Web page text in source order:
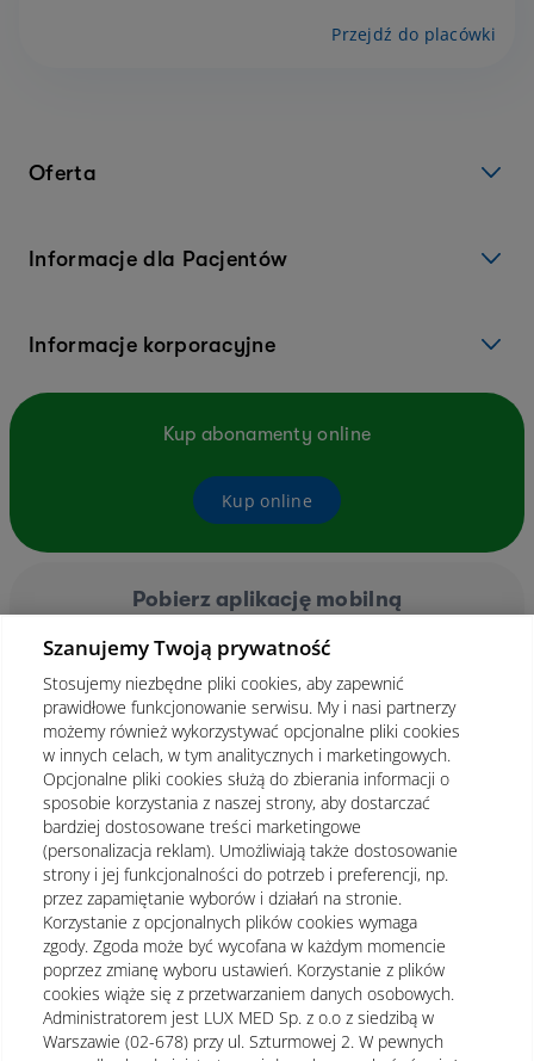
Przejdź do placówki
Oferta
Informacje dla Pacjentów
Informacje korporacyjne
Kup abonamenty online
Kup online
Pobierz aplikację mobilną
Szanujemy Twoją prywatność
Stosujemy niezbędne pliki cookies, aby zapewnić
prawidłowe funkcjonowanie serwisu. My i nasi partnerzy
możemy również wykorzystywać opcjonalne pliki cookies
w innych celach, w tym analitycznych i marketingowych.
Opcjonalne pliki cookies służą do zbierania informacji o
sposobie korzystania z naszej strony, aby dostarczać
bardziej dostosowane treści marketingowe
(personalizacja reklam). Umożliwiają także dostosowanie
strony i jej funkcjonalności do potrzeb i preferencji, np.
przez zapamiętanie wyborów i działań na stronie.
Korzystanie z opcjonalnych plików cookies wymaga
zgody. Zgoda może być wycofana w każdym momencie
poprzez zmianę wyboru ustawień. Korzystanie z plików
cookies wiąże się z przetwarzaniem danych osobowych.
Administratorem jest LUX MED Sp. z o.o z siedzibą w
Warszawie (02-678) przy ul. Szturmowej 2. W pewnych